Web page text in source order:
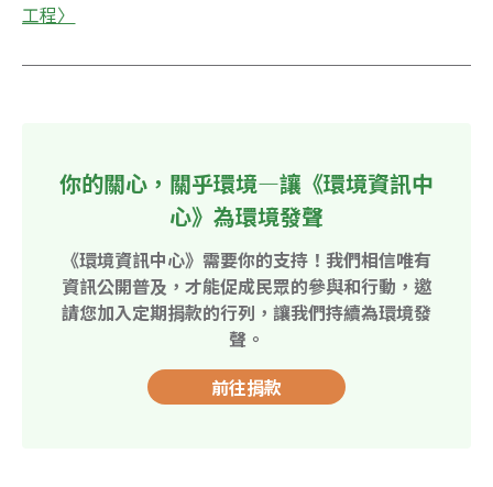
工程〉
你的關心，關乎環境—讓《環境資訊中
心》為環境發聲
《環境資訊中心》需要你的支持！我們相信唯有
資訊公開普及，才能促成民眾的參與和行動，邀
請您加入定期捐款的行列，讓我們持續為環境發
聲。
前往捐款